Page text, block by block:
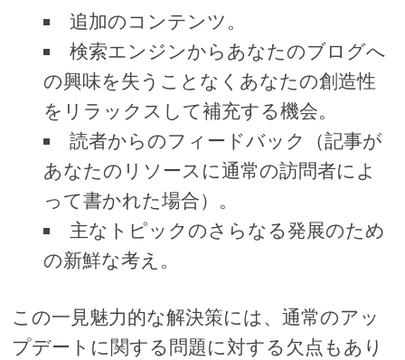
追加のコンテンツ。
検索エンジンからあなたのブログへ
の興味を失うことなくあなたの創造性
をリラックスして補充する機会。
読者からのフィードバック（記事が
あなたのリソースに通常の訪問者によ
って書かれた場合）。
主なトピックのさらなる発展のため
の新鮮な考え。
この一見魅力的な解決策には、通常のアッ
プデートに関する問題に対する欠点もあり